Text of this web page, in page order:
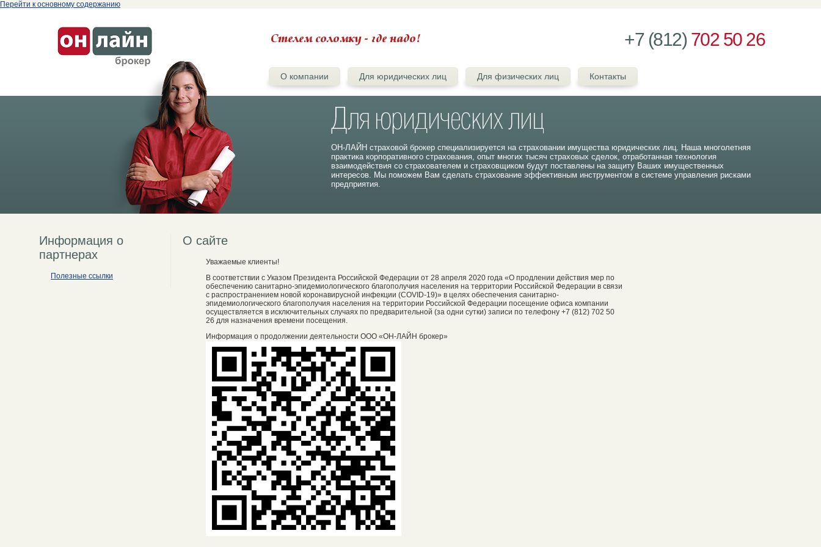
Перейти к основному содержанию
+7 (812) 702 50 26
О компании Для юридических лиц Для физических лиц Контакты
ОН-ЛАЙН страховой брокер специализируется на страховании имущества юридических лиц. Наша многолетняя
практика корпоративного страхования, опыт многих тысяч страховых сделок, отработанная технология
взаимодействия со страхователем и страховщиком будут поставлены на защиту Ваших имущественных
интересов. Мы поможем Вам сделать страхование эффективным инструментом в системе управления рисками
предприятия.
Информация о
партнерах
Полезные ссылки
О сайте
Уважаемые клиенты!
В соответствии с Указом Президента Российской Федерации от 28 апреля 2020 года «О продлении действия мер по
обеспечению санитарно-эпидемиологического благополучия населения на территории Российской Федерации в связи
с распространением новой коронавирусной инфекции (COVID-19)» в целях обеспечения санитарно-
эпидемиологического благополучия населения на территории Российской Федерации посещение офиса компании
осуществляется в исключительных случаях по предварительной (за одни сутки) записи по телефону +7 (812) 702 50
26 для назначения времени посещения.
Информация о продолжении деятельности ООО «ОН-ЛАЙН брокер»